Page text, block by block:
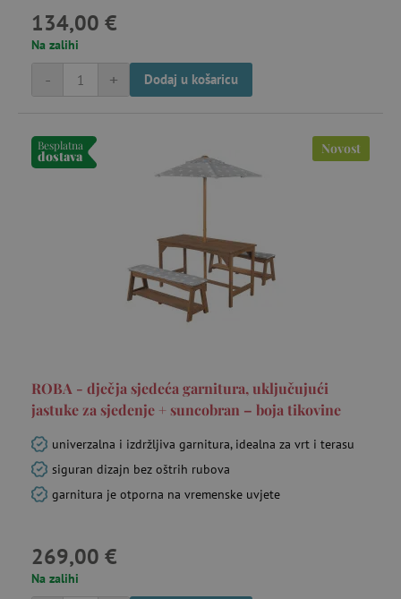
134,00 €
Na zalihi
+
- Dodaj u košaricu
Besplatna
dostava Novost
ROBA - dječja sjedeća garnitura, uključujući
jastuke za sjedenje + suncobran – boja tikovine
univerzalna i izdržljiva garnitura, idealna za vrt i terasu
siguran dizajn bez oštrih rubova
garnitura je otporna na vremenske uvjete
269,00 €
Na zalihi